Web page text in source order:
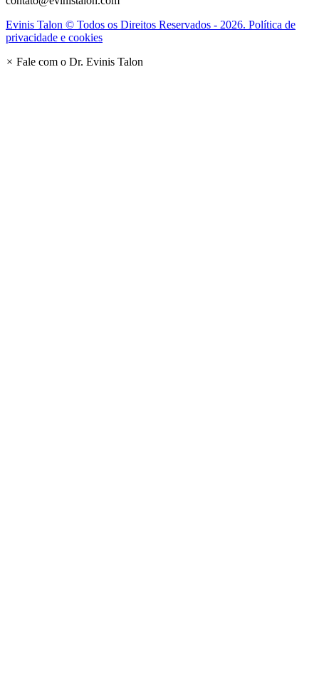
Evinis Talon © Todos os Direitos Reservados - 2026. Política de
privacidade e cookies
× Fale com o Dr. Evinis Talon